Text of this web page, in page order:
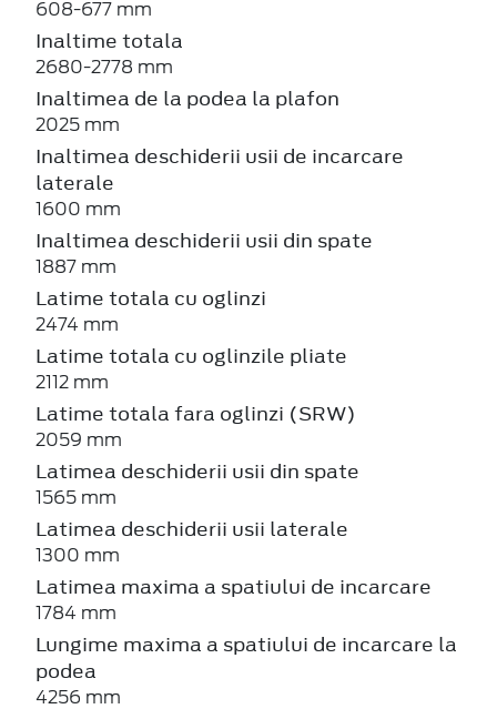
608-677 mm
Inaltime totala
2680-2778 mm
Inaltimea de la podea la plafon
2025 mm
Inaltimea deschiderii usii de incarcare
laterale
1600 mm
Inaltimea deschiderii usii din spate
1887 mm
Latime totala cu oglinzi
2474 mm
Latime totala cu oglinzile pliate
2112 mm
Latime totala fara oglinzi (SRW)
2059 mm
Latimea deschiderii usii din spate
1565 mm
Latimea deschiderii usii laterale
1300 mm
Latimea maxima a spatiului de incarcare
1784 mm
Lungime maxima a spatiului de incarcare la
podea
4256 mm